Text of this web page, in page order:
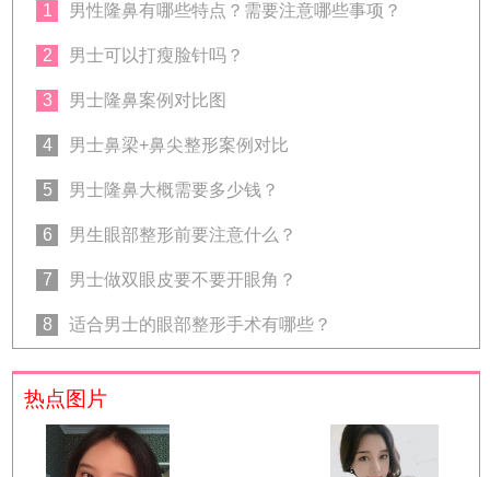
1 男性隆鼻有哪些特点？需要注意哪些事项？
2 男士可以打瘦脸针吗？
3 男士隆鼻案例对比图
4 男士鼻梁+鼻尖整形案例对比
5 男士隆鼻大概需要多少钱？
6 男生眼部整形前要注意什么？
7 男士做双眼皮要不要开眼角？
8 适合男士的眼部整形手术有哪些？
热点图片